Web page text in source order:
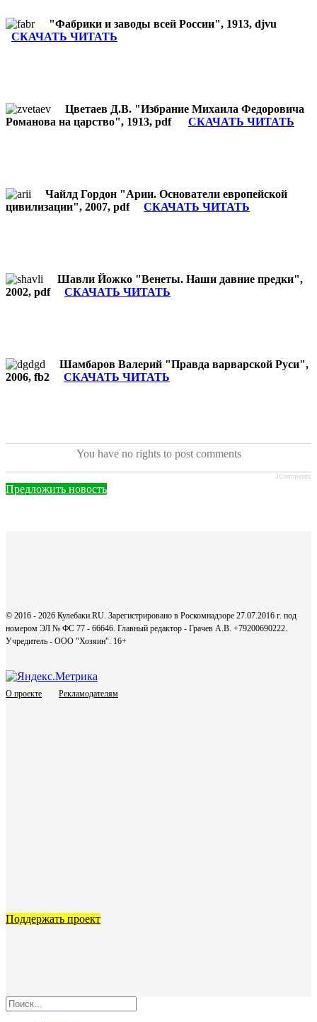
"Фабрики и заводы всей России", 1913, djvu
СКАЧАТЬ ЧИТАТЬ
Цветаев Д.В. "Избрание Михаила Федоровича
Романова на царство", 1913, pdf СКАЧАТЬ ЧИТАТЬ
Чайлд Гордон "Арии. Основатели европейской
цивилизации", 2007, pdf СКАЧАТЬ ЧИТАТЬ
Шавли Йожко "Венеты. Наши давние предки",
2002, pdf СКАЧАТЬ ЧИТАТЬ
Шамбаров Валерий "Правда варварской Руси",
2006, fb2 СКАЧАТЬ ЧИТАТЬ
You have no rights to post comments
JComments
Предложить новость
© 2016 - 2026 Кулебаки.RU. Зарегистрировано в Роскомнадзоре 27.07.2016 г. под
номером ЭЛ № ФС 77 - 66646. Главный редактор - Грачев А.В. +79200690222.
Учредитель - ООО "Хозяин". 16+
О проекте Рекламодателям
Поддержать проект